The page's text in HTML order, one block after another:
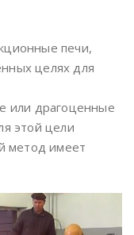
печи,
целях для
или драгоценные
этой цели
метод имеет